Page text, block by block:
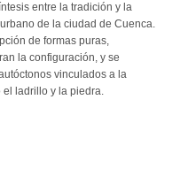
entre la tradición y la
de la ciudad de Cuenca.
de formas puras,
la configuración, y se
vinculados a la
el ladrillo y la piedra.